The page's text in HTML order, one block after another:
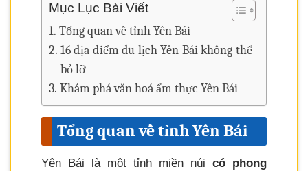
Mục Lục Bài Viết
Tổng quan về tỉnh Yên Bái
16 địa điểm du lịch Yên Bái không thể
bỏ lỡ
Khám phá văn hoá ẩm thực Yên Bái
Tổng quan về tỉnh Yên Bái
Yên Bái là một tỉnh miền núi có phong